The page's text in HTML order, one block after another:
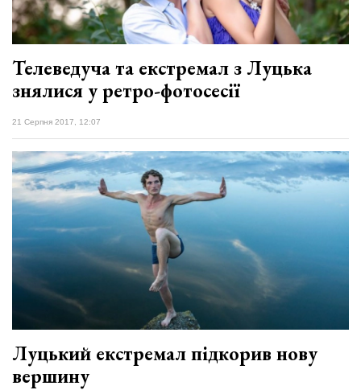
Телеведуча та екстремал з Луцька
знялися у ретро-фотосесії
21 Серпня 2017, 12:07
Луцький екстремал підкорив нову
вершину